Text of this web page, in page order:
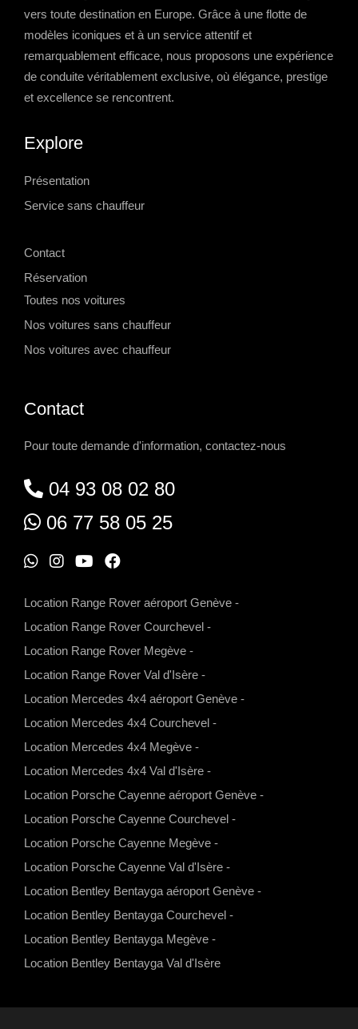
vers toute destination en Europe. Grâce à une flotte de
modèles iconiques et à un service attentif et
remarquablement efficace, nous proposons une expérience
de conduite véritablement exclusive, où élégance, prestige
et excellence se rencontrent.
Explore
Présentation
Service sans chauffeur
Contact
Réservation
Toutes nos voitures
Nos voitures sans chauffeur
Nos voitures avec chauffeur
Contact
Pour toute demande d'information, contactez-nous
04 93 08 02 80
06 77 58 05 25
W
p
p
I
r
a
m
Y
e
F
o
k
Location Range Rover aéroport Genève -
Location Range Rover Courchevel -
Location Range Rover Megève -
Location Range Rover Val d'Isère -
Location Mercedes 4x4 aéroport Genève -
Location Mercedes 4x4 Courchevel -
Location Mercedes 4x4 Megève -
Location Mercedes 4x4 Val d'Isère -
Location Porsche Cayenne aéroport Genève -
Location Porsche Cayenne Courchevel -
Location Porsche Cayenne Megève -
Location Porsche Cayenne Val d'Isère -
Location Bentley Bentayga aéroport Genève -
Location Bentley Bentayga Courchevel -
Location Bentley Bentayga Megève -
Location Bentley Bentayga Val d'Isère